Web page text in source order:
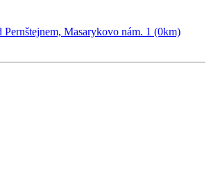
Pernštejnem, Masarykovo nám. 1 (0km)